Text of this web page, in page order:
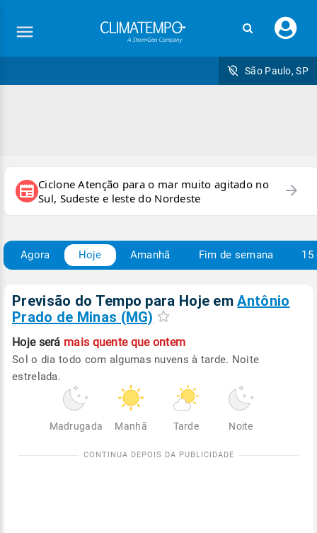
seu
São Paulo, SP
newspaper Ciclone Atenção para o mar muito agitado no
Sul, Sudeste e leste do Nordeste
arrow_forward
Agora Hoje Amanhã Fim de semana 15
Previsão do Tempo para Hoje emAntônio
Prado de Minas (MG)
Hoje será mais quente que ontem
Sol o dia todo com algumas nuvens à tarde. Noite
estrelada.
Madrugada Manhã Tarde Noite